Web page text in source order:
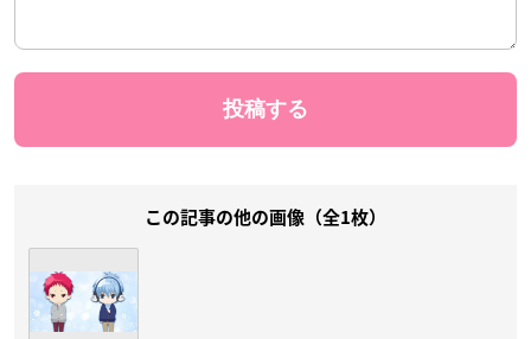
この記事の他の画像（全1枚）